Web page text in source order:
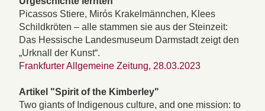
Picassos Stiere, Mirós Krakelmännchen, Klees
Schildkröten – alle stammen sie aus der Steinzeit:
Das Hessische Landesmuseum Darmstadt zeigt den
„Urknall der Kunst“.
Frankfurter Allgemeine Zeitung, 28.03.2023
Artikel "Spirit of the Kimberley"
Two giants of Indigenous culture, and one mission: to